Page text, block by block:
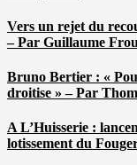
Vers un rejet du
– Par Guillaume
Bruno Bertier : «
droitise » – Par
A L’Huisserie :
lotissement du